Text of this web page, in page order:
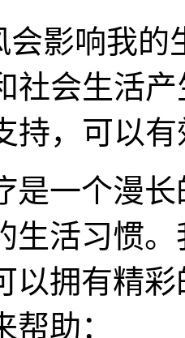
会影响我
社会生活
持，可以
是一个漫
生活习惯
以拥有精
助：